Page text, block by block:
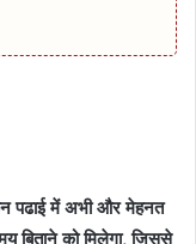
पढाई में अभी और मेहनत
को मिलेगा, जिससे